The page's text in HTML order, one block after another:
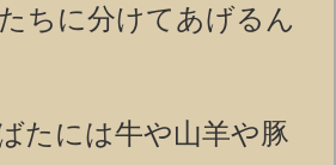
ちに分けてあげるん
たには牛や山羊や豚